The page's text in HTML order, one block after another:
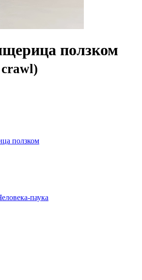
ползком
ползком
паука